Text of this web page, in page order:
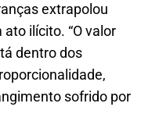
extrapolou
ilícito. “O valor
dentro dos
sofrido por